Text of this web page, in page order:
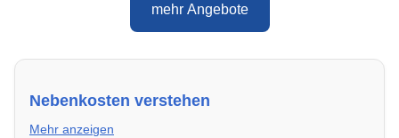
mehr Angebote
Nebenkosten verstehen
Mehr anzeigen